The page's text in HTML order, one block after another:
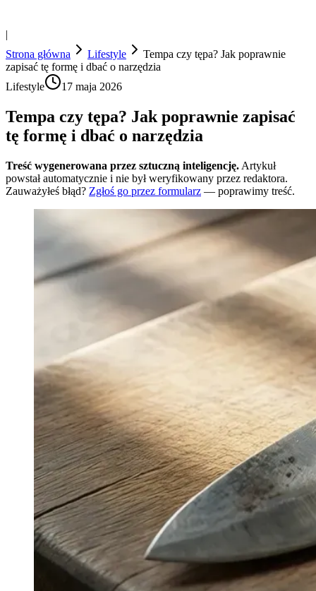
|
Strona główna
Lifestyle
Tempa czy tępa? Jak poprawnie
zapisać tę formę i dbać o narzędzia
Lifestyle
17 maja 2026
Tempa czy tępa? Jak poprawnie zapisać
tę formę i dbać o narzędzia
Treść wygenerowana przez sztuczną inteligencję. Artykuł
powstał automatycznie i nie był weryfikowany przez redaktora.
Zauważyłeś błąd? Zgłoś go przez formularz — poprawimy treść.